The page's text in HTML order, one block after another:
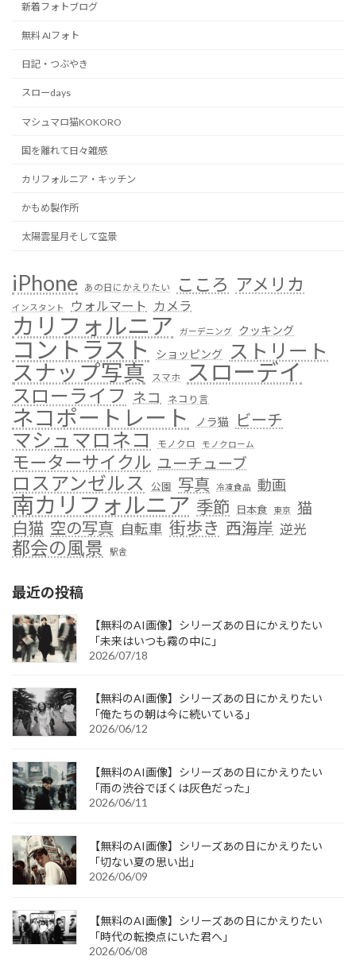
新着フォトブログ
無料 AIフォト
日記・つぶやき
スローdays
マシュマロ猫KOKORO
国を離れて日々雑感
カリフォルニア・キッチン
かもめ製作所
太陽雲星月そして空景
iPhone あの日にかえりたい こころ アメリカ
インスタント ウォルマート カメラ
カリフォルニア ガーデニング クッキング
コントラスト ショッピング ストリート
スナップ写真 スマホ スローデイ
スローライフ ネコ ネコり言
ネコポートレート ノラ猫 ビーチ
マシュマロネコ モノクロ モノクローム
モーターサイクル ユーチューブ
ロスアンゼルス 公園 写真 冷凍食品 動画
南カリフォルニア 季節 日本食 東京 猫
白猫 空の写真 自転車 街歩き 西海岸 逆光
都会の風景 駅舎
最近の投稿
【無料のAI画像】シリーズあの日にかえりたい
「未来はいつも霧の中に」
2026/07/18
【無料のAI画像】シリーズあの日にかえりたい
「俺たちの朝は今に続いている」
2026/06/12
【無料のAI画像】シリーズあの日にかえりたい
「雨の渋谷でぼくは灰色だった」
2026/06/11
【無料のAI画像】シリーズあの日にかえりたい
「切ない夏の思い出」
2026/06/09
【無料のAI画像】シリーズあの日にかえりたい
「時代の転換点にいた君へ」
2026/06/08